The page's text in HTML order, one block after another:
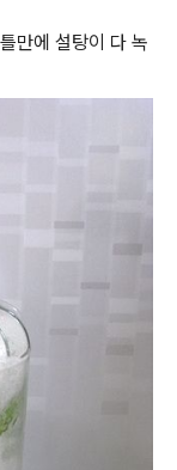
만에 설탕이 다 녹